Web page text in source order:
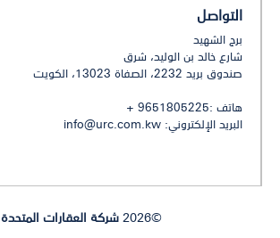
التواصل
برج الشهيد
شارع خالد بن الوليد، شرق
صندوق بريد 2232، الصفاة 13023، الكويت
هاتف :9651805225 +
البريد الإلكتروني: info@urc.com.kw
©2026 شركة العقارات المتحدة